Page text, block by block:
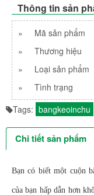
Thông tin sản
» Mã sản phẩm
»
Thương hiệu
»
Loại sản phẩm
»
Tình trạng
Tags: bangkeoinchu
Chi tiết sản phẩm
Bạn có biết một cuộn
của bạn hấp dẫn hơn